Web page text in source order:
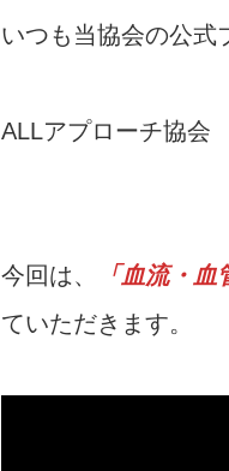
いつも当協会の公式
ALLアプローチ協
今回は、 「血流・
ていただきます。